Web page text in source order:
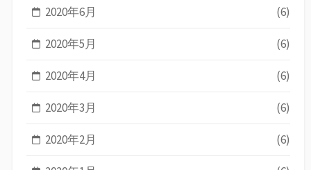
2020年6月 (6)
2020年5月 (6)
2020年4月 (6)
2020年3月 (6)
2020年2月 (6)